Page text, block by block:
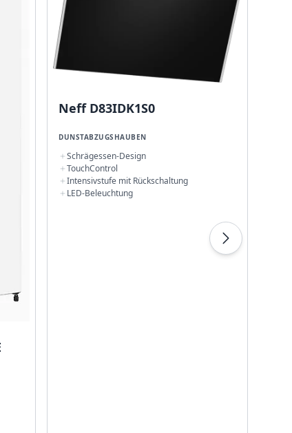
Neff D83IDK1S0
DUNSTABZUGSHAUBEN
Schrägessen-Design
TouchControl
Intensivstufe mit Rückschaltung
LED-Beleuchtung